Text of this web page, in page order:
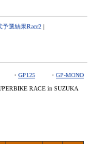
予選結果Race2 |
・ GP125 ・ GP-MONO
RACE in SUZUKA